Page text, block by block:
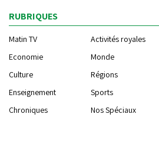
RUBRIQUES
Matin TV Activités royales
Economie
Monde
Culture
Régions
Enseignement
Sports
Chroniques
Nos Spéciaux